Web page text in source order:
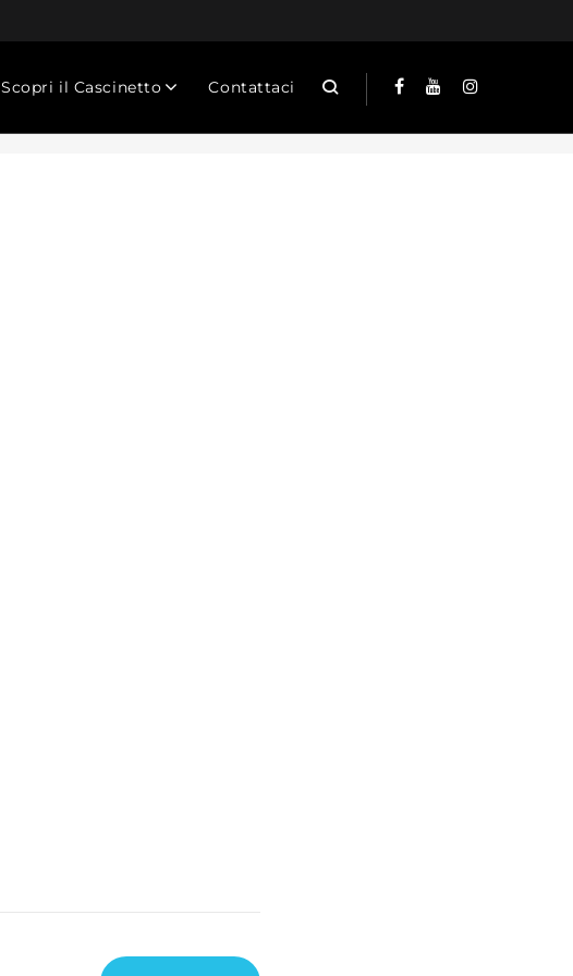
Scopri il Cascinetto Contattaci